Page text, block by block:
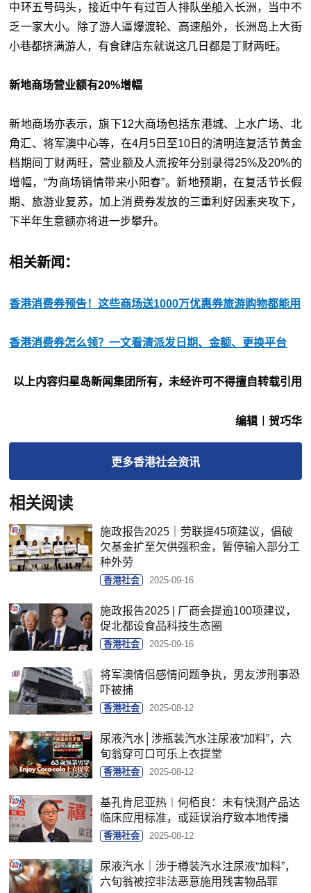
中环五号码头，接近中午有过百人排队坐船入长洲，当中不
乏一家大小。除了游人逼爆渡轮、高速船外，长洲岛上大街
小巷都挤满游人，有食肆店东就说这几日都是丁财两旺。
新地商场营业额有20%增幅
新地商场亦表示，旗下12大商场包括东港城、上水广场、北
角汇、将军澳中心等，在4月5日至10日的清明连复活节黄金
档期间丁财两旺，营业额及人流按年分别录得25%及20%的
增幅，“为商场销情带来小阳春”。新地预期，在复活节长假
期、旅游业复苏，加上消费券发放的三重利好因素夹攻下，
下半年生意额亦将进一步攀升。
相关新闻：
香港消费券预告！这些商场送1000万优惠券旅游购物都能用
香港消费券怎么领？一文看清派发日期、金额、更换平台
以上内容归星岛新闻集团所有，未经许可不得擅自转载引用
编辑︱贺巧华
更多香港社会资讯
相关阅读
施政报告2025｜劳联提45项建议，倡破
欠基金扩至欠供强积金，暂停输入部分工
种外劳
香港社会 2025-09-16
施政报告2025 | 厂商会提逾100项建议，
促北都设食品科技生态圈
香港社会 2025-09-16
将军澳情侣感情问题争执，男友涉刑事恐
吓被捕
香港社会 2025-08-12
尿液汽水│涉瓶装汽水注尿液“加料”，六
旬翁穿可口可乐上衣提堂
香港社会 2025-08-12
基孔肯尼亚热︱何栢良：未有快测产品达
临床应用标准，或延误治疗致本地传播
香港社会 2025-08-12
尿液汽水｜涉于樽装汽水注尿液“加料”，
六旬翁被控非法恶意施用残害物品罪